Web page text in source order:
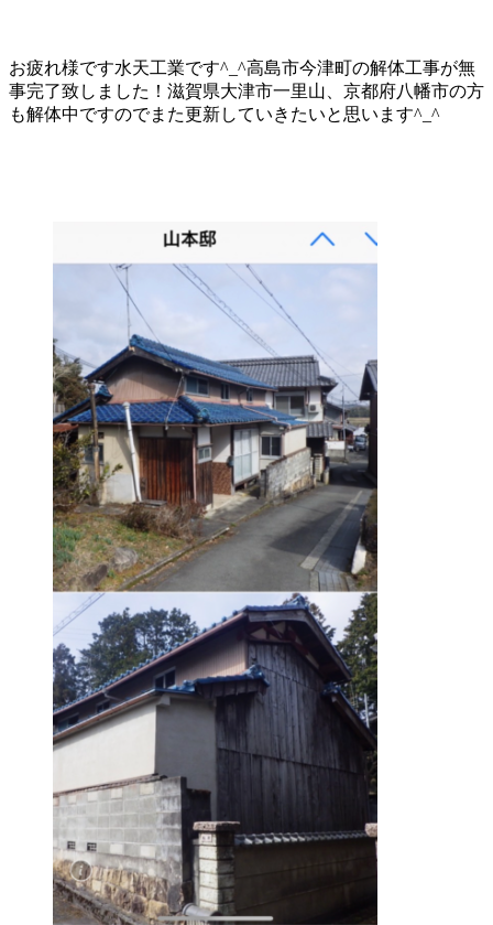
お疲れ様です水天工業です^_^高島市今津町の解体工事が無
事完了致しました！滋賀県大津市一里山、京都府八幡市の方
も解体中ですのでまた更新していきたいと思います^_^